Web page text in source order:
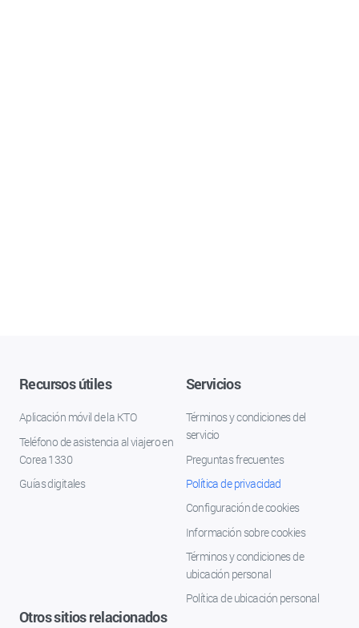
Recursos útiles
Aplicación móvil de la KTO
Teléfono de asistencia al viajero en
Corea 1330
Guías digitales
Servicios
Términos y condiciones del
servicio
Preguntas frecuentes
Política de privacidad
Configuración de cookies
Información sobre cookies
Términos y condiciones de
ubicación personal
Política de ubicación personal
Otros sitios relacionados